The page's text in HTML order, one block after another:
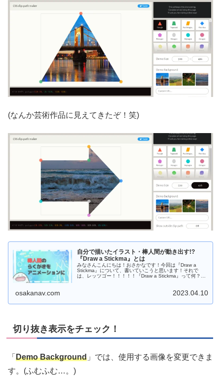
(なんか芸術作品に見えてきたぞ！笑)
自分で描いたイラスト・棒人間が動き出す!?
『Draw a Stickma』とは
みなさんこんにちは！おさかなです！今回は『Draw a
Stickma』について、書いていこうと思います！それで
は、レッツゴー！！！！！『Draw a Stickma』って何？
osakanav.com 2023.04.10
切り抜き表示をチェック！
「 Demo Background 」では、使用する画像を変更できま
す。(ふむふむ…。)